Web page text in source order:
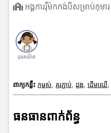
អង្គការរុឺម៉កកង់បីសម្រាប់កុមារ
បុរេគណិត
ពាក្យកន្លឹះ កម្ពស់, គូរភ្ជាប់, ដូង, ដើមឈើ,
ធនធានពាក់ព័ន្ធ